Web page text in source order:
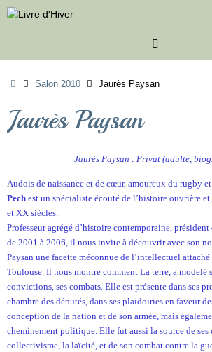
Passer
au
AccueilSalon 2010 Jaurès Paysan
Jaurès Paysan
Jaurès Paysan : Privat (adulte,
Audois de naissance et de cœur, amoureux du rugby
Pech est un spécialiste écouté de l’histoire ouvrière
et XX siècles.
Professeur agrégé d’histoire contemporaine,
de 2001 à 2006, il nous invite à découvrir avec son
Paysan une facette méconnue de l’intellectuel
Toulouse. Il nous montre comment La terre, a modelé
convictions, ses combats. Elle est présente dans ses
chambre des députés, dans ses plaidoiries en faveur
conception de la nation et de son armée, mais
cheminement politique. Elle fut aussi la source de
collectivisme, la laïcité, et de son combat contre la